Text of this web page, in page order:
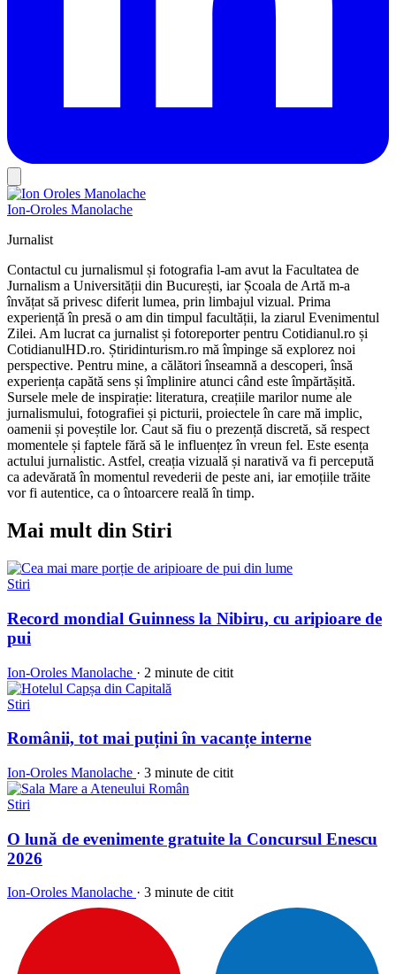
Ion-Oroles Manolache
Jurnalist
Contactul cu jurnalismul și fotografia l-am avut la Facultatea de
Jurnalism a Universității din București, iar Școala de Artă m-a
învățat să privesc diferit lumea, prin limbajul vizual. Prima
experiență în presă o am din timpul facultății, la ziarul Evenimentul
Zilei. Am lucrat ca jurnalist și fotoreporter pentru Cotidianul.ro și
CotidianulHD.ro. Știridinturism.ro mă împinge să explorez noi
perspective. Pentru mine, a călători înseamnă a descoperi, însă
experiența capătă sens și împlinire atunci când este împărtășită.
Sursele mele de inspirație: literatura, creațiile marilor nume ale
jurnalismului, fotografiei și picturii, proiectele în care mă implic,
oamenii și poveștile lor. Caut să fiu o prezență discretă, să respect
momentele și faptele fără să le influențez în vreun fel. Este esența
actului jurnalistic. Astfel, creația vizuală și narativă va fi percepută
ca adevărată în momentul revederii de peste ani, iar emoțiile trăite
vor fi autentice, ca o întoarcere reală în timp.
Mai mult din Stiri
Stiri
Record mondial Guinness la Nibiru, cu aripioare de
pui
Ion-Oroles Manolache · 2 minute de citit
Stiri
Românii, tot mai puțini în vacanțe interne
Ion-Oroles Manolache · 3 minute de citit
Stiri
O lună de evenimente gratuite la Concursul Enescu
2026
Ion-Oroles Manolache · 3 minute de citit